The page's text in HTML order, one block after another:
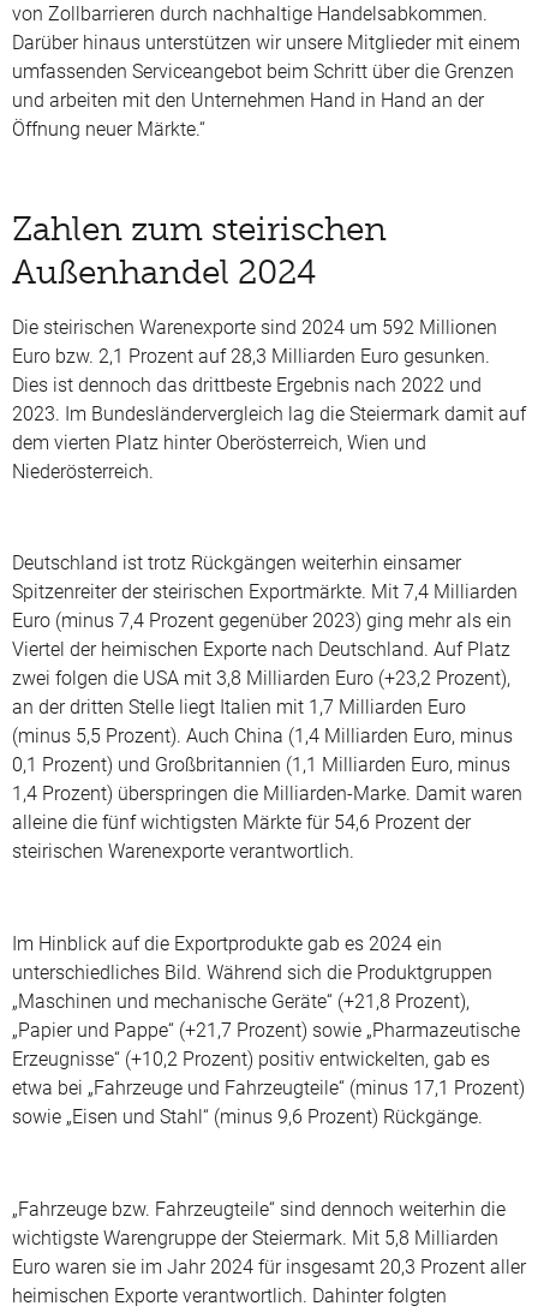
von Zollbarrieren durch nachhaltige Handelsabkommen.
Darüber hinaus unterstützen wir unsere Mitglieder mit einem
umfassenden Serviceangebot beim Schritt über die Grenzen
und arbeiten mit den Unternehmen Hand in Hand an der
Öffnung neuer Märkte.“
Zahlen zum steirischen
Außenhandel 2024
Die steirischen Warenexporte sind 2024 um 592 Millionen
Euro bzw. 2,1 Prozent auf 28,3 Milliarden Euro gesunken.
Dies ist dennoch das drittbeste Ergebnis nach 2022 und
2023. Im Bundesländervergleich lag die Steiermark damit auf
dem vierten Platz hinter Oberösterreich, Wien und
Niederösterreich.
Deutschland ist trotz Rückgängen weiterhin einsamer
Spitzenreiter der steirischen Exportmärkte. Mit 7,4 Milliarden
Euro (minus 7,4 Prozent gegenüber 2023) ging mehr als ein
Viertel der heimischen Exporte nach Deutschland. Auf Platz
zwei folgen die USA mit 3,8 Milliarden Euro (+23,2 Prozent),
an der dritten Stelle liegt Italien mit 1,7 Milliarden Euro
(minus 5,5 Prozent). Auch China (1,4 Milliarden Euro, minus
0,1 Prozent) und Großbritannien (1,1 Milliarden Euro, minus
1,4 Prozent) überspringen die Milliarden-Marke. Damit waren
alleine die fünf wichtigsten Märkte für 54,6 Prozent der
steirischen Warenexporte verantwortlich.
Im Hinblick auf die Exportprodukte gab es 2024 ein
unterschiedliches Bild. Während sich die Produktgruppen
„Maschinen und mechanische Geräte“ (+21,8 Prozent),
„Papier und Pappe“ (+21,7 Prozent) sowie „Pharmazeutische
Erzeugnisse“ (+10,2 Prozent) positiv entwickelten, gab es
etwa bei „Fahrzeuge und Fahrzeugteile“ (minus 17,1 Prozent)
sowie „Eisen und Stahl“ (minus 9,6 Prozent) Rückgänge.
„Fahrzeuge bzw. Fahrzeugteile“ sind dennoch weiterhin die
wichtigste Warengruppe der Steiermark. Mit 5,8 Milliarden
Euro waren sie im Jahr 2024 für insgesamt 20,3 Prozent aller
heimischen Exporte verantwortlich. Dahinter folgten